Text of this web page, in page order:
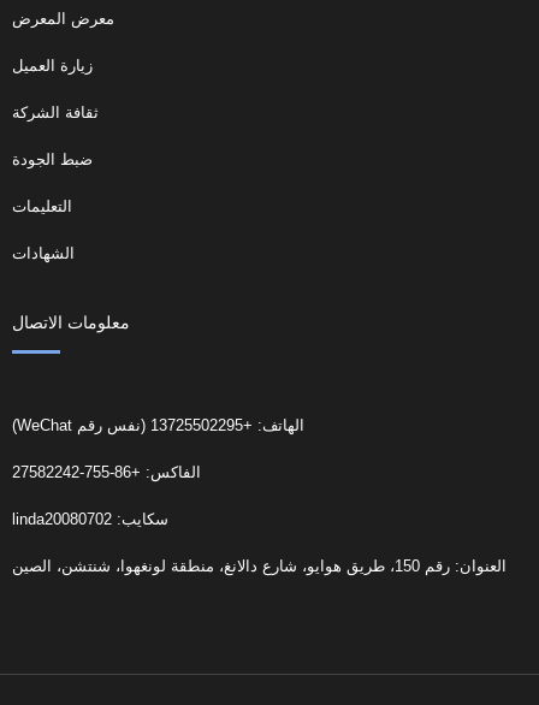
معرض المعرض
زيارة العميل
ثقافة الشركة
ضبط الجودة
التعليمات
الشهادات
معلومات الاتصال
الهاتف: +13725502295 (نفس رقم WeChat)
الفاكس: +86-755-27582242
سكايب: linda20080702
العنوان: رقم 150، طريق هوايو، شارع دالانغ، منطقة لونغهوا، شنتشن، الصين